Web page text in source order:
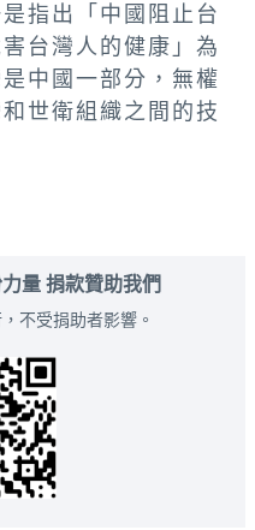
指出「中國阻止台
台灣人的健康」為
中國一部分，無權
世衛組織之間的技
量 捐款贊助我們
不受捐助者影響。